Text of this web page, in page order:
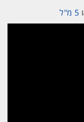
5 מ"ל